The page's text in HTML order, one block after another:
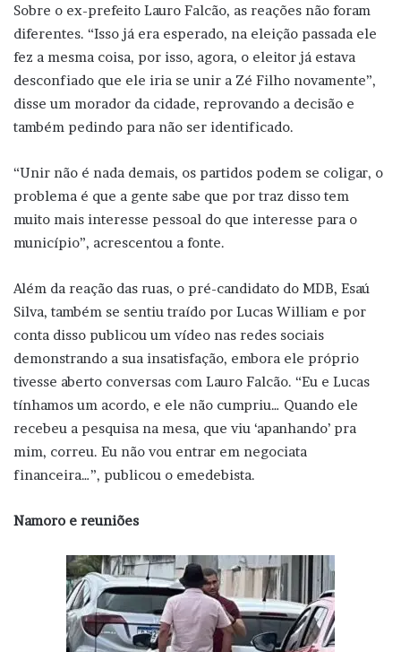
Sobre o ex-prefeito Lauro Falcão, as reações não foram
diferentes. “Isso já era esperado, na eleição passada ele
fez a mesma coisa, por isso, agora, o eleitor já estava
desconfiado que ele iria se unir a Zé Filho novamente”,
disse um morador da cidade, reprovando a decisão e
também pedindo para não ser identificado.
“Unir não é nada demais, os partidos podem se coligar, o
problema é que a gente sabe que por traz disso tem
muito mais interesse pessoal do que interesse para o
município”, acrescentou a fonte.
Além da reação das ruas, o pré-candidato do MDB, Esaú
Silva, também se sentiu traído por Lucas William e por
conta disso publicou um vídeo nas redes sociais
demonstrando a sua insatisfação, embora ele próprio
tivesse aberto conversas com Lauro Falcão. “Eu e Lucas
tínhamos um acordo, e ele não cumpriu… Quando ele
recebeu a pesquisa na mesa, que viu ‘apanhando’ pra
mim, correu. Eu não vou entrar em negociata
financeira…”, publicou o emedebista.
Namoro e reuniões